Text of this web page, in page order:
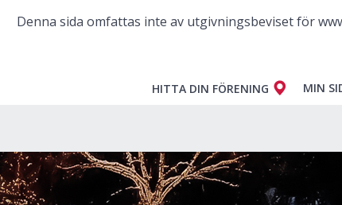
Denna sida omfattas inte av utgivningsbeviset för
HITTA DIN FÖRENING MIN